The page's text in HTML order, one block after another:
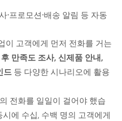
·프로모션·배송 알림 등 자동
이 고객에게 먼저 전화를 거는
만족도 조사, 신제품 안내,
드 등 다양한 시나리오에 활용
전화를 일일이 걸어야 했습
에 수십, 수백 명의 고객에게